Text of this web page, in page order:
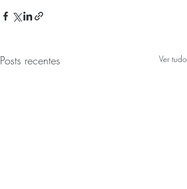
Posts recentes Ver tudo